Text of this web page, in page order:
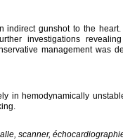
gunshot to the
investigations
management was
in hemodynamically
scanner,